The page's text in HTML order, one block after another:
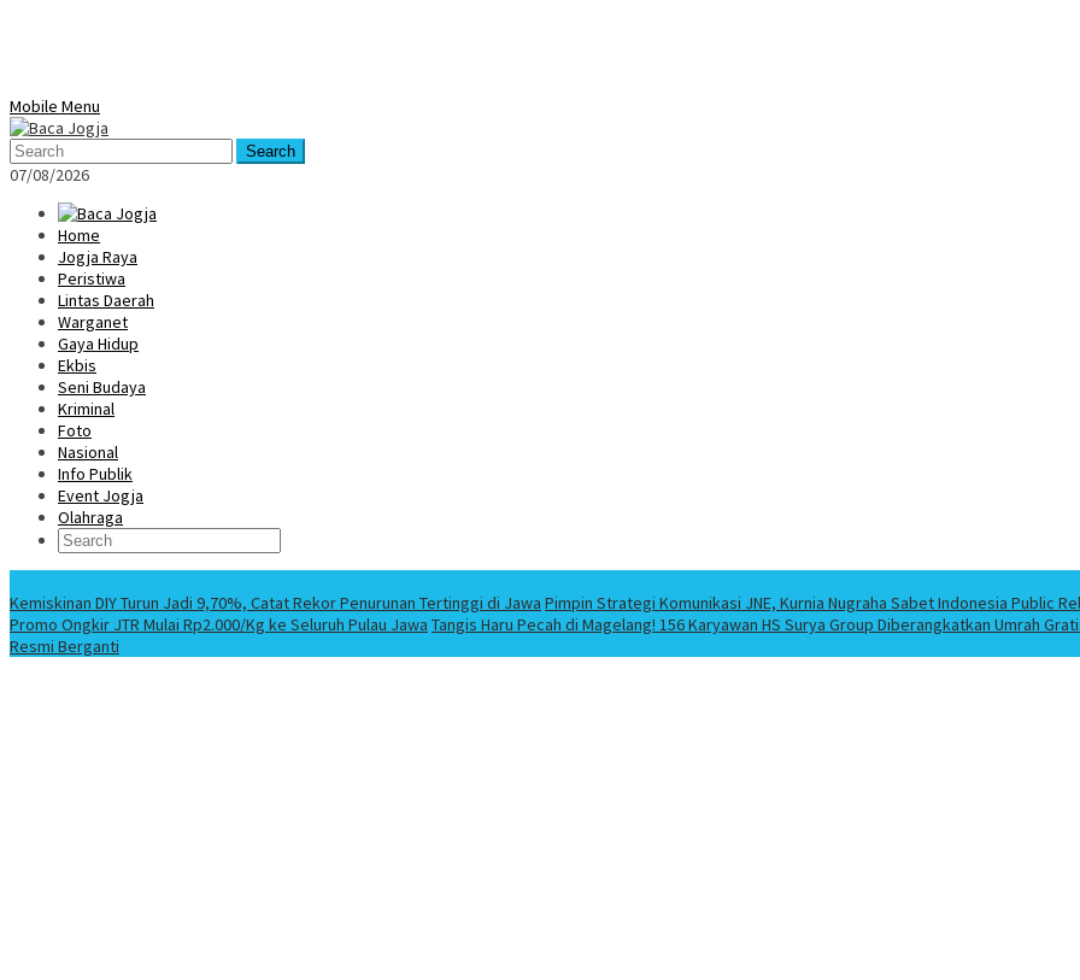
Mobile Menu
Search
07/08/2026
Home
Jogja Raya
Peristiwa
Lintas Daerah
Warganet
Gaya Hidup
Ekbis
Seni Budaya
Kriminal
Foto
Nasional
Info Publik
Event Jogja
Olahraga
Kemiskinan DIY Turun Jadi 9,70%, Catat Rekor Penurunan Tertinggi di Jawa Pimpin Strategi Komunikasi JNE, Kurnia Nugraha Sabet Indonesia Public
Promo Ongkir JTR Mulai Rp2.000/Kg ke Seluruh Pulau Jawa Tangis Haru Pecah di Magelang! 156 Karyawan HS Surya Group Diberangkatkan Umrah
Resmi Berganti